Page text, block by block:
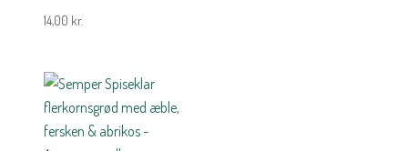
14,00 kr.